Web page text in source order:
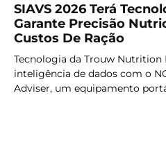
SIAVS 2026 Terá
Garante Precisão
Custos De Ração
Tecnologia da Trouw Nutrition
inteligência de dados com o
Adviser, um equipamento